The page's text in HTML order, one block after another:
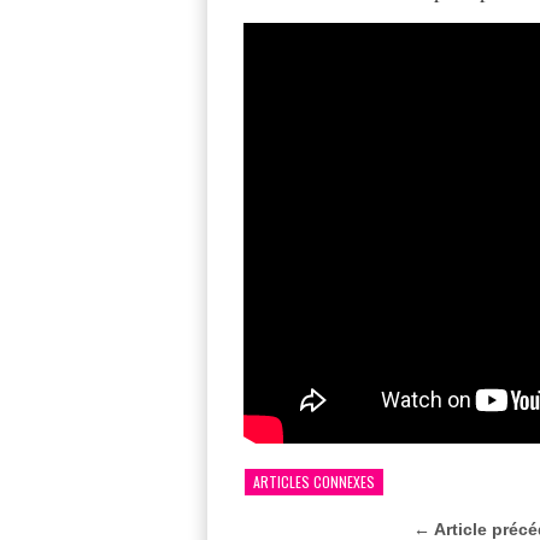
ARTICLES CONNEXES
← Article